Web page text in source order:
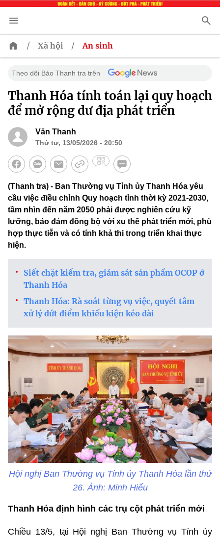
/ Xã hội / An sinh
Theo dõi Báo Thanh tra trên
Thanh Hóa tính toán lại quy hoạch
để mở rộng dư địa phát triển
Văn Thanh
Thứ tư, 13/05/2026 - 20:50
(Thanh tra) - Ban Thường vụ Tỉnh ủy Thanh Hóa yêu
cầu việc điều chỉnh Quy hoạch tỉnh thời kỳ 2021-2030,
tầm nhìn đến năm 2050 phải được nghiên cứu kỹ
lưỡng, bảo đảm đồng bộ với xu thế phát triển mới, phù
hợp thực tiễn và có tính khả thi trong triển khai thực
hiện.
Siết chặt kiểm tra, giám sát sản phẩm OCOP ở
Thanh Hóa
Thanh Hóa: Rà soát từng vụ việc, quyết tâm
xử lý dứt điểm khiếu kiện kéo dài
Hội nghị Ban Thường vụ Tỉnh ủy Thanh Hóa lần thứ
26. Ảnh: Minh Hiếu
Thanh Hóa định hình các trụ cột phát triển mới
Chiều 13/5, tại Hội nghị Ban Thường vụ Tỉnh ủy